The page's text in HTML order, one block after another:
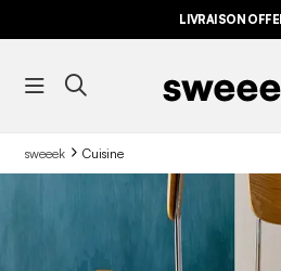
LIVRAISON
sweeek Cuisine